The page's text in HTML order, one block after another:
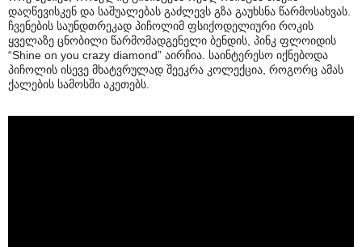
დაღწევისკენ და საშუალებას გაძლევს გზა გაუხსნა წარმოსახვას.
ჩვენების საუნდთრეკად პიჩოლიმ ფსიქოდელიური როკის
ყველაზე ცნობილი წარმომადგენელი ბენდის, პინკ ფლოიდის
“Shine on you crazy diamond” აირჩია. საინტერესო იქნებოდა
პიჩოლის ისევე მხატვრულად შეეკრა კოლექცია, როგორც ამას
ქალების სამოსში აკეთებს.